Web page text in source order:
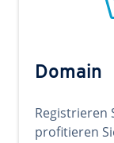
Domain
Registrieren
profitieren